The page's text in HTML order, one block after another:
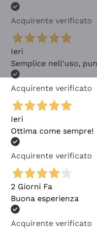
Acquirente verificato
Ieri
Semplice nell'uso,
Acquirente verificato
Ieri
Ottima come sempre!
Acquirente verificato
2 Giorni Fa
Buona esperienza
Acquirente verificato